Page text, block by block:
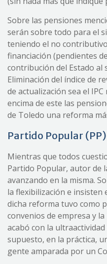
Sobre las pensiones
serán sobre todo para el
teniendo el no
financiación (pendientes
contribución del Estado al
Eliminación del índice de
de actualización sea el
encima de este las
de Toledo una reforma
Partido Popular (PP)
Mientras que todos
Partido Popular, autor de
avanzando en la misma.
la flexibilización e insisten
dicha reforma tuvo como
convenios de empresa y
acabó con la
supuesto, en la práctica,
gente amparada por un